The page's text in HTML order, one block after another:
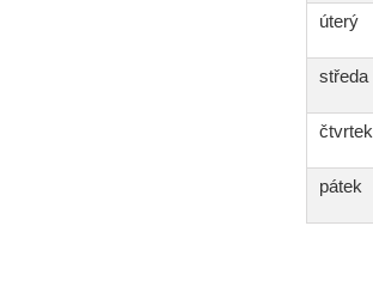
úterý
středa
čtvrtek
pátek